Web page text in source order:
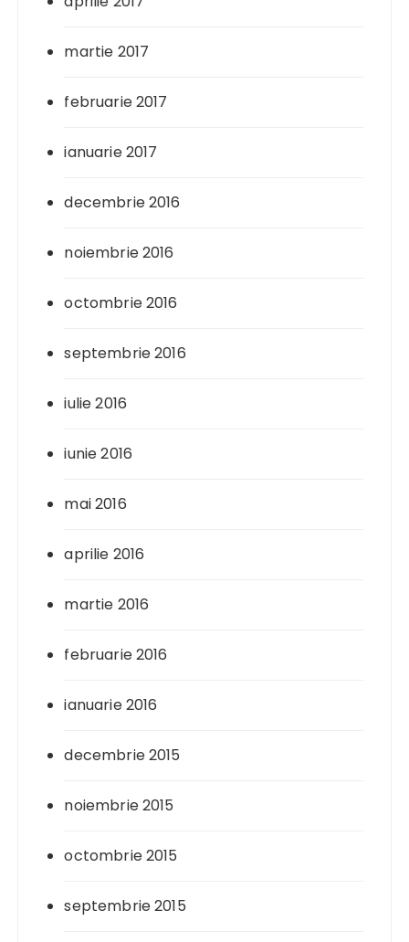
martie 2017
februarie 2017
ianuarie 2017
decembrie 2016
noiembrie 2016
octombrie 2016
septembrie 2016
iulie 2016
iunie 2016
mai 2016
aprilie 2016
martie 2016
februarie 2016
ianuarie 2016
decembrie 2015
noiembrie 2015
octombrie 2015
septembrie 2015